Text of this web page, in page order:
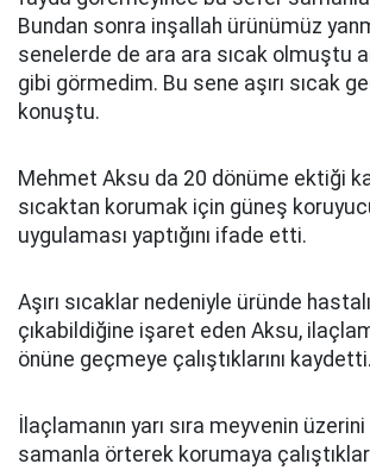
Bundan sonra inşallah ürünümüz
senelerde de ara ara sıcak olmuştu
gibi görmedim. Bu sene aşırı sıcak
konuştu.
Mehmet Aksu da 20 dönüme ektiği
sıcaktan korumak için güneş
uygulaması yaptığını ifade etti.
Aşırı sıcaklar nedeniyle üründe
çıkabildiğine işaret eden Aksu,
önüne geçmeye çalıştıklarını kaydetti.
İlaçlamanın yarı sıra meyvenin
samanla örterek korumaya